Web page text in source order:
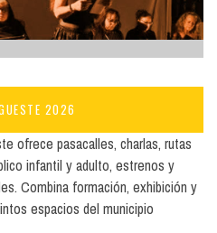
2026
ofrece pasacalles, charlas, rutas
infantil y adulto, estrenos y
Combina formación, exhibición y
espacios del municipio